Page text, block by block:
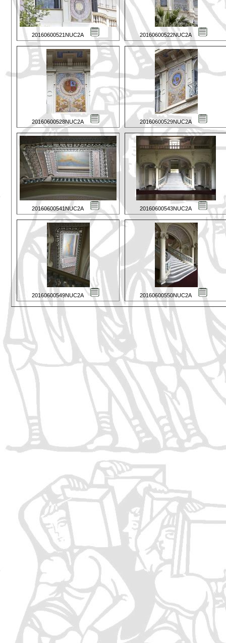
20160600521NUC2A 20160600522NUC2A
20160600528NUC2A 20160600529NUC2A
20160600541NUC2A 20160600543NUC2A
20160600549NUC2A 20160600550NUC2A